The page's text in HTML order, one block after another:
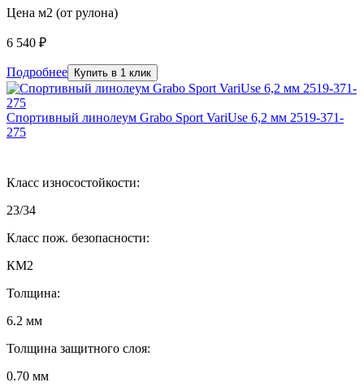
Цена м2 (от рулона)
6 540 ₽
Подробнее Купить в 1 клик
Спортивный линолеум Grabo Sport VariUse 6,2 мм 2519-371-
275
Класс износостойкости:
23/34
Класс пож. безопасности:
КМ2
Толщина:
6.2 мм
Толщина защитного слоя:
0.70 мм